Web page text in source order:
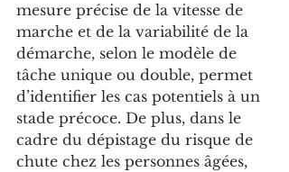
mesure précise de la vitesse de
marche et de la variabilité de la
démarche, selon le modèle de
tâche unique ou double, permet
d’identifier les cas potentiels à un
stade précoce. De plus, dans le
cadre du dépistage du risque de
chute chez les personnes âgées,